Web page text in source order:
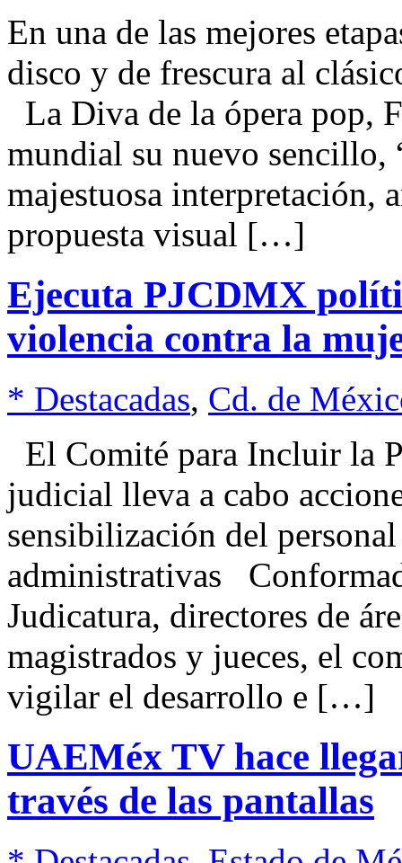
En una de las mejores
disco y de frescura al
La Diva de la ópera pop,
mundial su nuevo sencillo,
majestuosa interpretación,
propuesta visual […]
Ejecuta PJCDMX
violencia contra la
* Destacadas, Cd. de
El Comité para Incluir la
judicial lleva a cabo
sensibilización del
administrativas
Judicatura, directores de
magistrados y jueces, el
vigilar el desarrollo e […]
UAEMéx TV hace
través de las pantallas